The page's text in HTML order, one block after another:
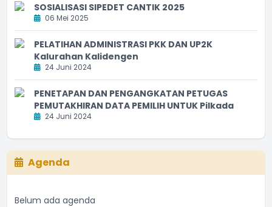
SOSIALISASI SIPEDET CANTIK 2025
06 Mei 2025
PELATIHAN ADMINISTRASI PKK DAN UP2K
Kalurahan Kalidengen
24 Juni 2024
PENETAPAN DAN PENGANGKATAN PETUGAS
PEMUTAKHIRAN DATA PEMILIH UNTUK Pilkada
24 Juni 2024
Agenda
Belum ada agenda